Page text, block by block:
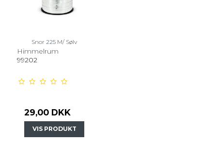
Snor 225 M/ Sølv
Himmelrum
99202
29,00 DKK
VIS PRODUKT